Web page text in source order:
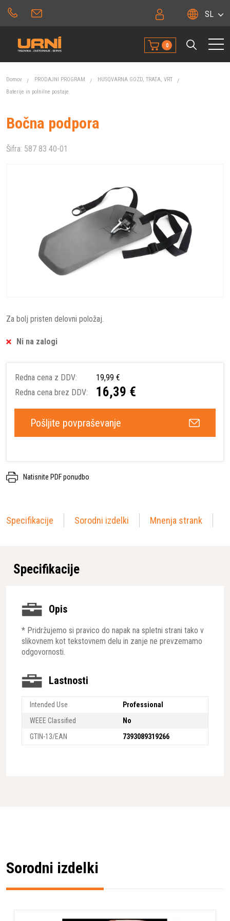
SL
0
Domov PRODAJNI PROGRAM
HUSQVARNA GOZD, TRATA, VRT
Baterije in polnilne postaje
Bočna podpora
Šifra: 587 83 40-01
Za bolj pristen delovni položaj.
Ni na zalogi
Redna cena z DDV:
19,99 €
Redna cena brez DDV:
16,39 €
Pošljite povpraševanje
Natisnite PDF ponudbo
Specifikacije Sorodni izdelki Mnenja strank
Specifikacije
Opis
* Pridržujemo si pravico do napak na spletni strani tako v
slikovnem kot tekstovnem delu in zanje ne prevzemamo
odgovornosti.
Lastnosti
Intended Use
Professional
WEEE Classified
No
GTIN-13/EAN
7393089319266
Sorodni izdelki